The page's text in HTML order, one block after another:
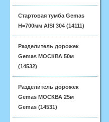
Стартовая тумба Gemas
H=700мм AISI 304 (14111)
Разделитель дорожек
Gemas МОСКВА 50м
(14532)
Разделитель дорожек
Gemas МОСКВА 25м
Gemas (14531)